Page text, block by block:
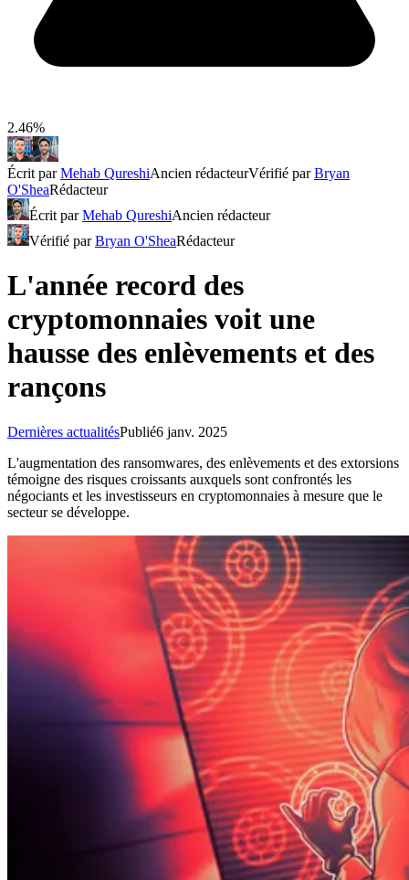
2.46%
Écrit parMehab QureshiAncien rédacteurVérifié parBryan
O'SheaRédacteur
Écrit parMehab QureshiAncien rédacteur
Vérifié parBryan O'SheaRédacteur
L'année record des
cryptomonnaies voit une
hausse des enlèvements et des
rançons
Dernières actualitésPublié6 janv. 2025
L'augmentation des ransomwares, des enlèvements et des extorsions
témoigne des risques croissants auxquels sont confrontés les
négociants et les investisseurs en cryptomonnaies à mesure que le
secteur se développe.